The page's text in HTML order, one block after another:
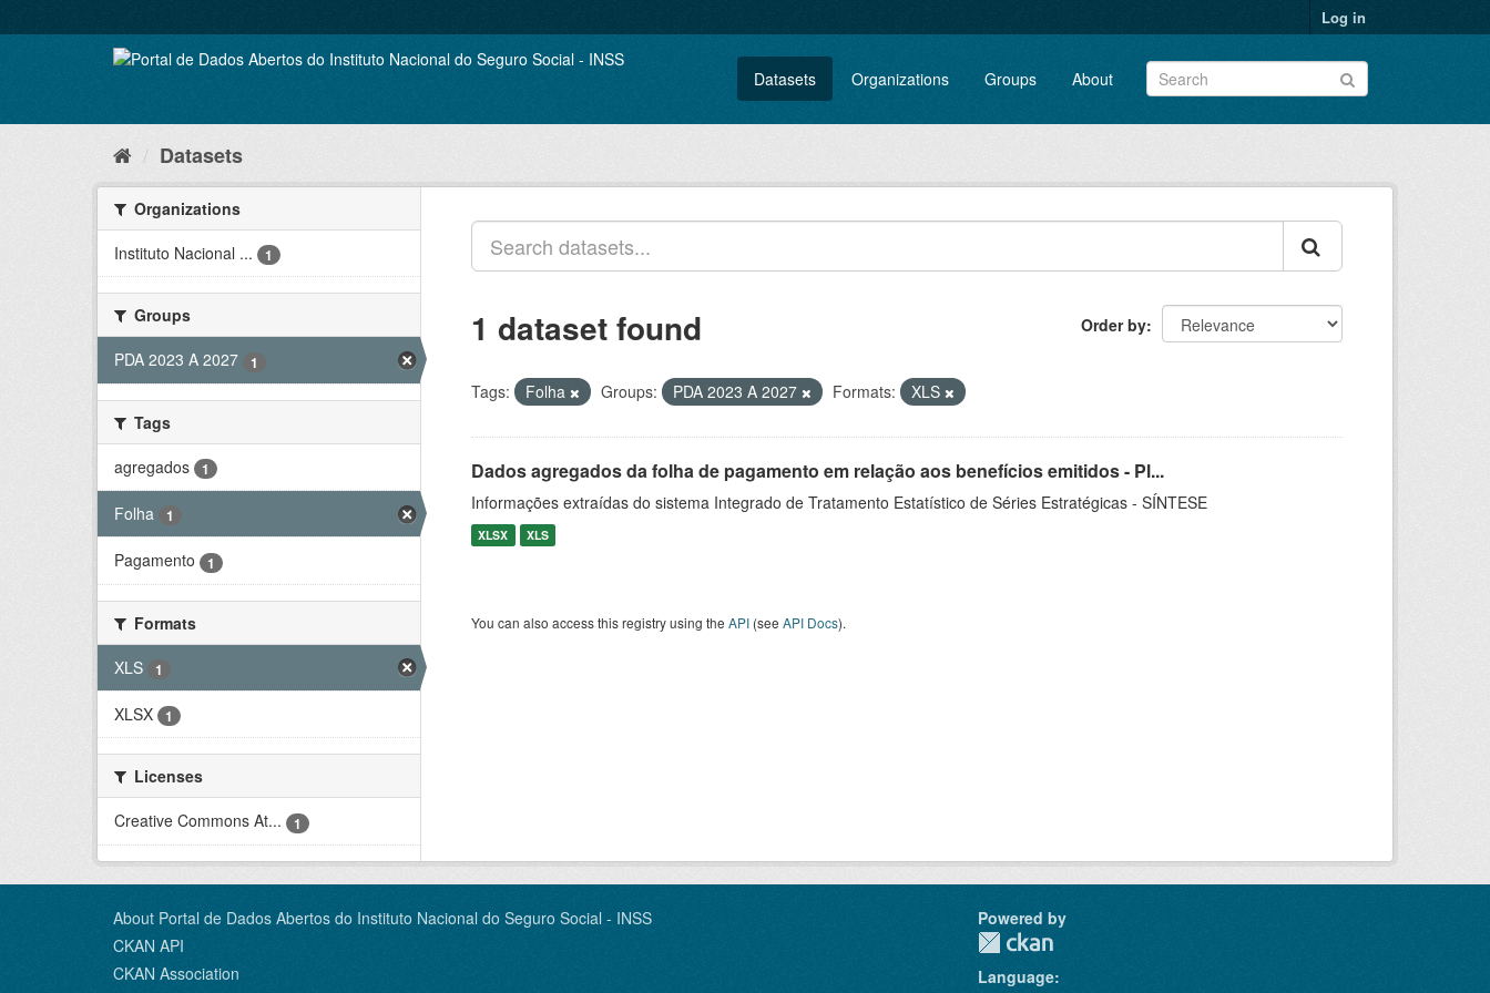
to
Log in
Datasets Organizations Groups About
Datasets
Organizations
Instituto Nacional ...
1
Groups
PDA 2023 A 2027
1
Tags
agregados
1
Folha 1
Pagamento 1
Formats
XLS
1
XLSX 1
Licenses
Creative Commons At...
1
Order by
1 dataset found
Tags: Folha Groups: PDA 2023 A 2027 Formats: XLS
Dados agregados da folha de pagamento em relação aos benefícios emitidos - Pl...
Informações extraídas do sistema Integrado de Tratamento Estatístico de Séries Estratégicas - SÍNTESE
XLSX XLS
You can also access this registry using the API (see API Docs).
About Portal de Dados Abertos do Instituto Nacional do Seguro Social - INSS
CKAN API
CKAN Association
Powered by
Language